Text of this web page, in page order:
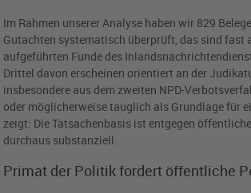
Im Rahmen unserer Analyse haben wir 829
Gutachten systematisch überprüft, das sind fast
aufgeführten Funde des
Drittel davon erscheinen orientiert an der
insbesondere aus dem zweiten NPD-
oder möglicherweise tauglich als Grundlage für
zeigt: Die Tatsachenbasis ist entgegen
durchaus substanziell.
Primat der Politik fordert öffentliche